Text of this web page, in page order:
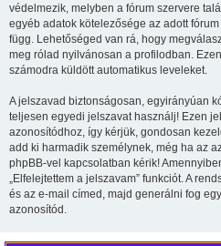
védelmezik, melyben a fórum szervere
egyéb adatok kötelezősége az adott
függ. Lehetőséged van rá, hogy
meg rólad nyilvánosan a profilodban.
számodra küldött automatikus leveleket.
A jelszavad biztonságosan, egyirányúan
teljesen egyedi jelszavat használj! Ezen
azonosítódhoz, így kérjük, gondosan
add ki harmadik személynek, még ha az
phpBB-vel kapcsolatban kérik!
„Elfelejtettem a jelszavam” funkciót. A
és az e-mail címed, majd generálni fog
azonosítód.